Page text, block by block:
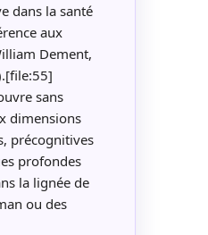
dans la santé
aux
Dement,
sans
dimensions
précognitives
profondes
la lignée de
ou des